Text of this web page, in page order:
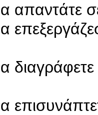
απαντάτε
διαγράφετε